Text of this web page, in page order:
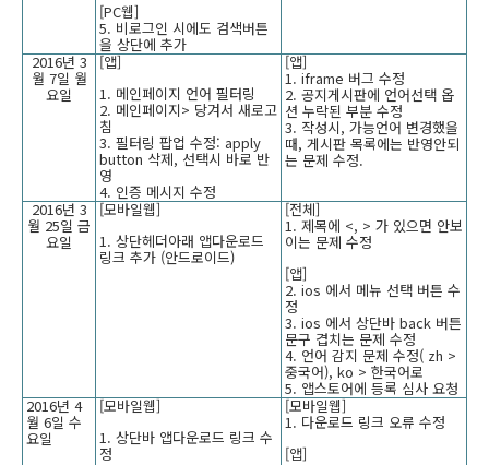
[PC웹]
5. 비로그인 시에도 검색버튼
을 상단에 추가
2016년 3
월 7일 월
요일
[앱]
1. 메인페이지 언어 필터링
2. 메인페이지> 당겨서 새로고
침
3. 필터링 팝업 수정: apply
button 삭제, 선택시 바로 반
영
4. 인증 메시지 수정
[앱]
1. iframe 버그 수정
2. 공지게시판에 언어선택 옵
션 누락된 부분 수정
3. 작성시, 가능언어 변경했을
때, 게시판 목록에는 반영안되
는 문제 수정.
2016년 3
월 25일 금
요일
[모바일웹]
1. 상단헤더아래 앱다운로드
링크 추가 (안드로이드)
[전체]
1. 제목에 <, > 가 있으면 안보
이는 문제 수정
[앱]
2. ios 에서 메뉴 선택 버튼 수
정
3. ios 에서 상단바 back 버튼
문구 겹치는 문제 수정
4. 언어 감지 문제 수정( zh >
중국어), ko > 한국어로
5. 앱스토어에 등록 심사 요청
2016년 4
월 6일 수
요일
[모바일웹]
1. 상단바 앱다운로드 링크 수
정
[모바일웹]
1. 다운로드 링크 오류 수정
[앱]